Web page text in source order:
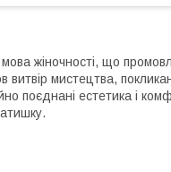
жіночності, що
мистецтва,
поєднані естетика і